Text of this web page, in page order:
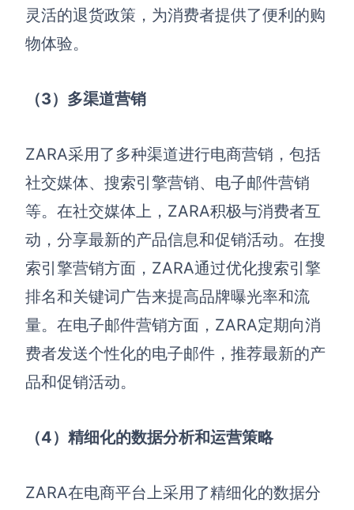
灵活的退货政策，为消费者提供了便利的购
物体验。
（3）多渠道营销
ZARA采用了多种渠道进行电商营销，包括
社交媒体、搜索引擎营销、电子邮件营销
等。在社交媒体上，ZARA积极与消费者互
动，分享最新的产品信息和促销活动。在搜
索引擎营销方面，ZARA通过优化搜索引擎
排名和关键词广告来提高品牌曝光率和流
量。在电子邮件营销方面，ZARA定期向消
费者发送个性化的电子邮件，推荐最新的产
品和促销活动。
（4）精细化的数据分析和运营策略
ZARA在电商平台上采用了精细化的数据分